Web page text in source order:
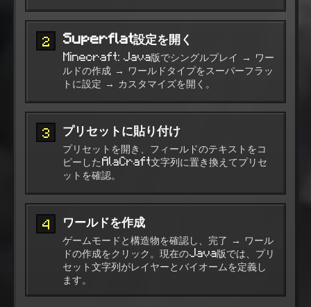
2 Superflat設定を開く
Minecraft: Java版でシングルプレイ → ワー
ルドの作成 → ワールドタイプをスーパーフラッ
トに設定 → カスタマイズを開く。
3 プリセットに貼り付け
プリセットを開き、フィールドのテキストをコ
ピーしたAlaCraft文字列に置き換えてプリセ
ットを確認。
4 ワールドを作成
ゲームモードと構造物を確認し、完了 → ワール
ドの作成をクリック。現在のJava版では、プリ
セット文字列がレイヤーとバイオームを定義し
ます。